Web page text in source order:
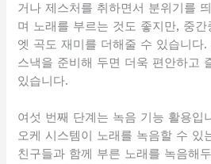
거나 제스처를 취하면서 분위기를
며 노래를 부르는 것도 좋지만, 중
엣 곡도 재미를 더해줄 수 있습니다
스낵을 준비해 두면 더욱 편안하고
있습니다.
여섯 번째 단계는 녹음 기능 활용입
오케 시스템이 노래를 녹음할 수 있
친구들과 함께 부른 노래를 녹음해